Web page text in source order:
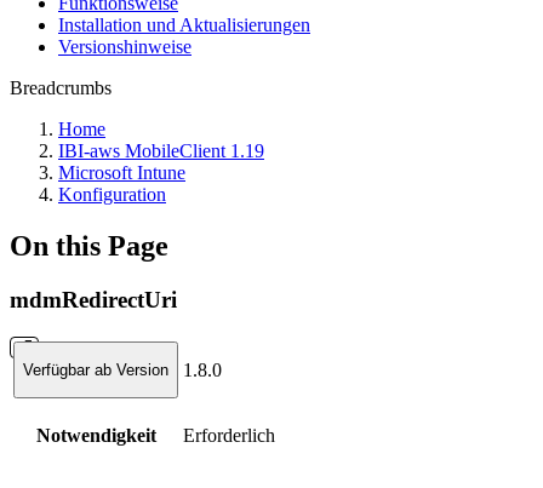
Installation und Aktualisierungen
Versionshinweise
Breadcrumbs
Home
IBI-aws MobileClient 1.19
Microsoft Intune
Konfiguration
On this Page
mdmRedirectUri
Verfügbar ab Version 1.8.0
Notwendigkeit Erforderlich